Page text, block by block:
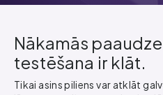
Nākamās
testēšana ir klāt.
Tikai asins piliens var atklāt